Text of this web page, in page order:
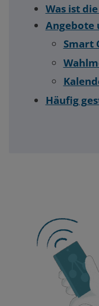
Was ist
Angebote
Smart
Häufig